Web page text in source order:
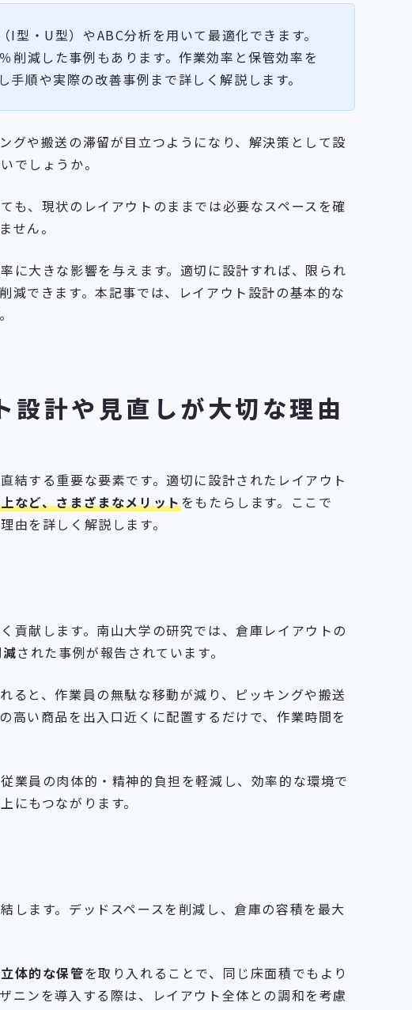
型・U型）やABC分析を用いて最適化できます。
削減した事例もあります。作業効率と保管効率を
順や実際の改善事例まで詳しく解説します。
グや搬送の滞留が目立つようになり、解決策として設
でしょうか。
も、現状のレイアウトのままでは必要なスペースを確
せん。
に大きな影響を与えます。適切に設計すれば、限られ
減できます。本記事では、レイアウト設計の基本的な
設計や見直しが大切な理由
結する重要な要素です。適切に設計されたレイアウト
など、さまざまなメリットをもたらします。ここで
由を詳しく解説します。
貢献します。南山大学の研究では、倉庫レイアウトの
された事例が報告されています。
ると、作業員の無駄な移動が減り、ピッキングや搬送
高い商品を出入口近くに配置するだけで、作業時間を
業員の肉体的・精神的負担を軽減し、効率的な環境で
にもつながります。
します。デッドスペースを削減し、倉庫の容積を最大
体的な保管を取り入れることで、同じ床面積でもより
ニンを導入する際は、レイアウト全体との調和を考慮